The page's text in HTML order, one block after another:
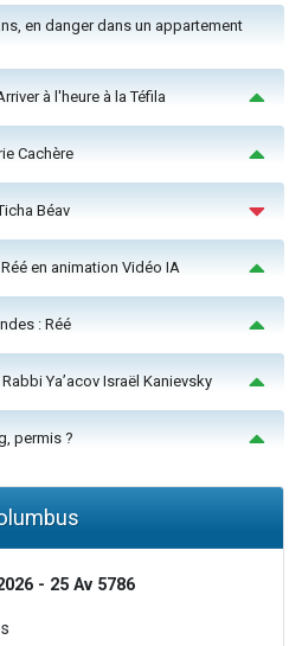
en danger dans un appartement
à l'heure à la Téfila
Cachère
Béav
en animation Vidéo IA
: Réé
Ya’acov Israël Kanievsky
permis ?
- 25 Av 5786